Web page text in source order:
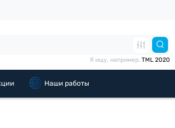
Я ищу, например, TML 2020
Наши работы